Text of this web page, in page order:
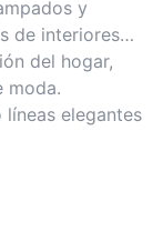
y
de interiores
del hogar,
moda.
elegantes